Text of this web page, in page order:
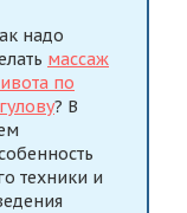
надо
массаж
по
? В
техники и